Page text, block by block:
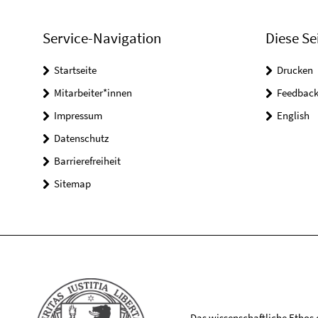
Service-Navigation
Startseite
Mitarbeiter*innen
Impressum
Datenschutz
Barrierefreiheit
Sitemap
Diese
Drucken
Feedback
English